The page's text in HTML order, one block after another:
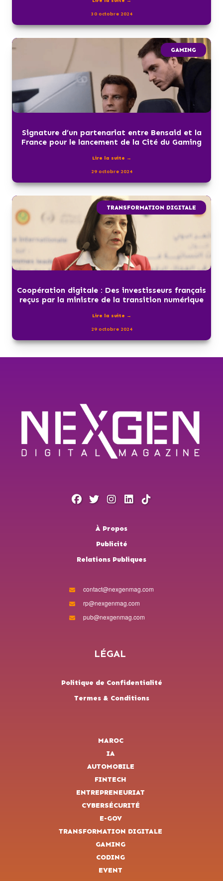
30 octobre 2024
GAMING
Signature d’un partenariat entre Bensaid et la
France pour le lancement de la Cité du Gaming
Lire la suite →
29 octobre 2024
TRANSFORMATION DIGITALE
Coopération digitale : Des investisseurs français
reçus par la ministre de la transition numérique
Lire la suite →
29 octobre 2024
À Propos
Publicité
Relations Publiques
contact@nexgenmag.com
rp@nexgenmag.com
pub@nexgenmag.com
LÉGAL
Politique de Confidentialité
Termes & Conditions
MAROC
IA
AUTOMOBILE
FINTECH
ENTREPRENEURIAT
CYBERSÉCURITÉ
E-GOV
TRANSFORMATION DIGITALE
GAMING
CODING
EVENT